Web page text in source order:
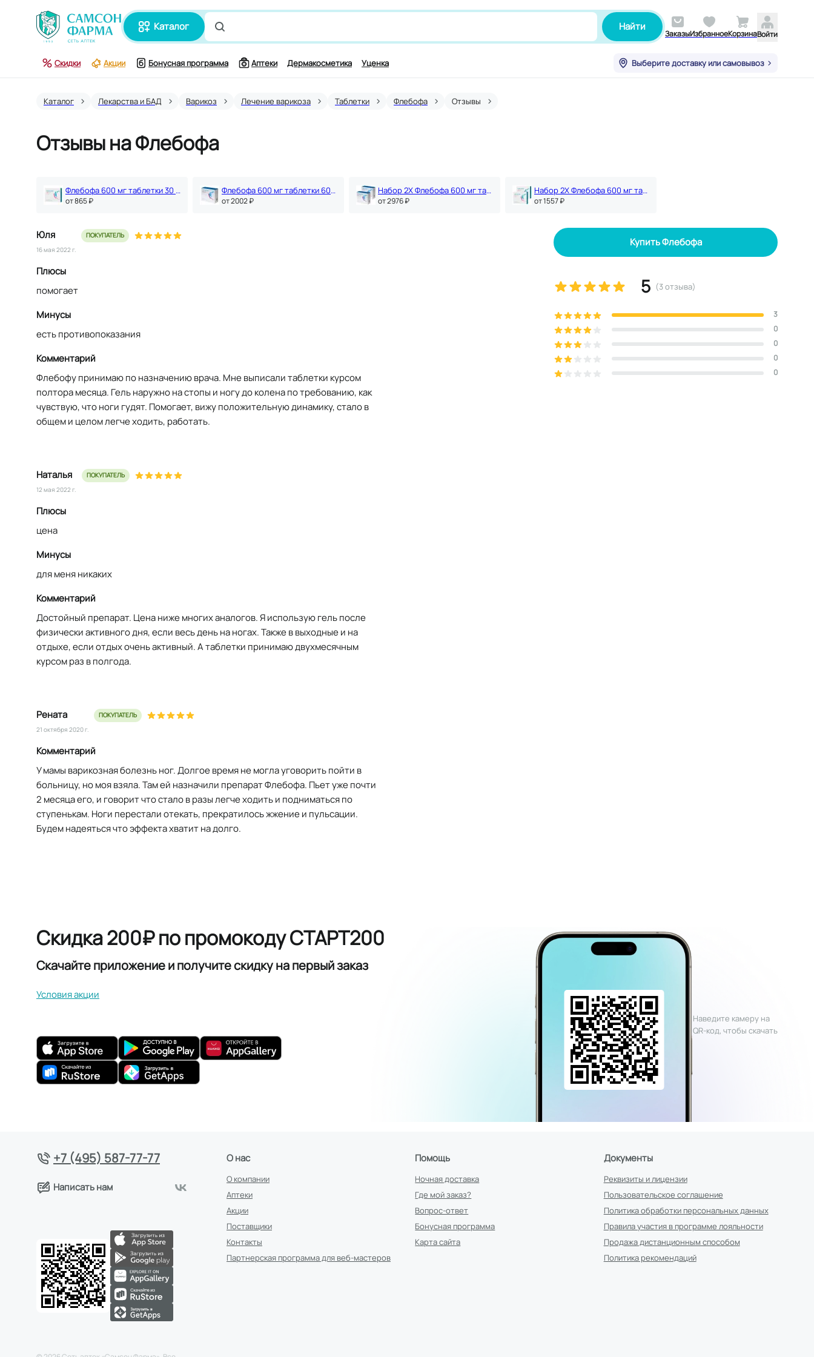
каталог
Поиск по лекарству и симптомам, например,для работы мозга
Найти
ЗаказыИзбранноеКорзинаВойти
Скидки Акции Бонусная программа Аптеки Дермакосметика Уценка Выберите доставку или самовывоз
Каталог Лекарства и БАД Варикоз Лечение варикоза Таблетки Флебофа Отзывы
Отзывы на Флебофа
Флебофа 600 мг таблетки 30 шт
oт 865 ₽
Флебофа 600 мг таблетки 60 шт
oт 2002 ₽
Набор 2Х Флебофа 600 мг таблетки 60 шт
oт 2976 ₽
Набор 2Х Флебофа 600 мг таблетки 30 шт
oт 1557 ₽
Юля
16 мая 2022 г.
ПОКУПАТЕЛЬ
Плюсы
помогает
Минусы
есть противопоказания
Комментарий
Флебофу принимаю по назначению врача. Мне выписали таблетки курсом
полтора месяца. Гель наружно на стопы и ногу до колена по требованию, как
чувствую, что ноги гудят. Помогает, вижу положительную динамику, стало в
общем и целом легче ходить, работать.
Наталья
12 мая 2022 г.
ПОКУПАТЕЛЬ
Плюсы
цена
Минусы
для меня никаких
Комментарий
Достойный препарат. Цена ниже многих аналогов. Я использую гель после
физически активного дня, если весь день на ногах. Также в выходные и на
отдыхе, если отдых очень активный. А таблетки принимаю двухмесячным
курсом раз в полгода.
Рената
21 октября 2020 г.
ПОКУПАТЕЛЬ
Комментарий
У мамы варикозная болезнь ног. Долгое время не могла уговорить пойти в
больницу, но моя взяла. Там ей назначили препарат Флебофа. Пьет уже почти
2 месяца его, и говорит что стало в разы легче ходить и подниматься по
ступенькам. Ноги перестали отекать, прекратилось жжение и пульсации.
Будем надеяться что эффекта хватит на долго.
Купить Флебофа
5 (3отзыва)
3
0
0
0
0
Скидка 200₽ по промокоду СТАРТ200
Скачайте приложение и получите скидкуна первый заказ
Условия акции
Наведите камеру на
QR-код, чтобы скачать
+7 (495) 587-77-77
Написать нам
О нас
О компании
Аптеки
Акции
Поставщики
Контакты
Партнерская программа для веб-мастеров
Помощь
Ночная доставка
Где мой заказ?
Вопрос-ответ
Бонусная программа
Карта сайта
Документы
Реквизиты и лицензии
Пользовательское соглашение
Политика обработки персональных данных
Правила участия в программе лояльности
Продажа дистанционным способом
Политика рекомендаций